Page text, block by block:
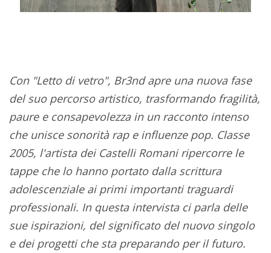
Con "Letto di vetro", Br3nd apre una nuova fase
del suo percorso artistico, trasformando fragilità,
paure e consapevolezza in un racconto intenso
che unisce sonorità rap e influenze pop. Classe
2005, l'artista dei Castelli Romani ripercorre le
tappe che lo hanno portato dalla scrittura
adolescenziale ai primi importanti traguardi
professionali. In questa intervista ci parla delle
sue ispirazioni, del significato del nuovo singolo
e dei progetti che sta preparando per il futuro.